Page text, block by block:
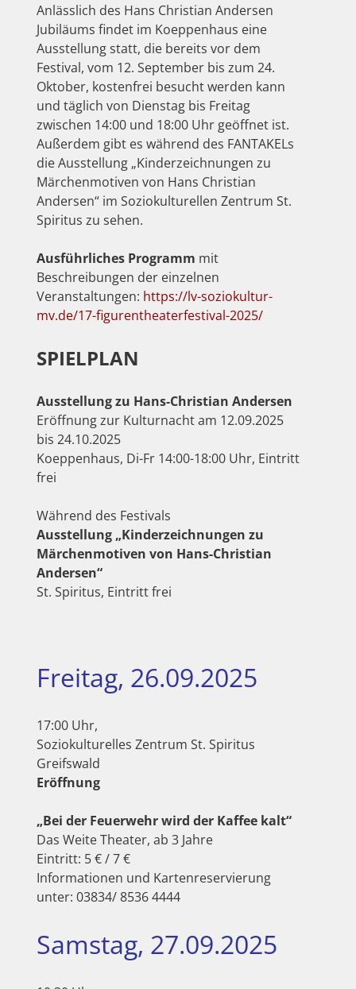
Anlässlich des Hans Christian Andersen
Jubiläums findet im Koeppenhaus eine
Ausstellung statt, die bereits vor dem
Festival, vom 12. September bis zum 24.
Oktober, kostenfrei besucht werden kann
und täglich von Dienstag bis Freitag
zwischen 14:00 und 18:00 Uhr geöffnet ist.
Außerdem gibt es während des FANTAKELs
die Ausstellung „Kinderzeichnungen zu
Märchenmotiven von Hans Christian
Andersen“ im Soziokulturellen Zentrum St.
Spiritus zu sehen.
Ausführliches Programm mit
Beschreibungen der einzelnen
Veranstaltungen: https://lv-soziokultur-
mv.de/17-figurentheaterfestival-2025/
SPIELPLAN
Ausstellung zu Hans-Christian Andersen
Eröffnung zur Kulturnacht am 12.09.2025
bis 24.10.2025
Koeppenhaus, Di-Fr 14:00-18:00 Uhr, Eintritt
frei
Während des Festivals
Ausstellung „Kinderzeichnungen zu
Märchenmotiven von Hans-Christian
Andersen“
St. Spiritus, Eintritt frei
Freitag, 26.09.2025
17:00 Uhr,
Soziokulturelles Zentrum St. Spiritus
Greifswald
Eröffnung
„Bei der Feuerwehr wird der Kaffee kalt“
Das Weite Theater, ab 3 Jahre
Eintritt: 5 € / 7 €
Informationen und Kartenreservierung
unter: 03834/ 8536 4444
Samstag, 27.09.2025